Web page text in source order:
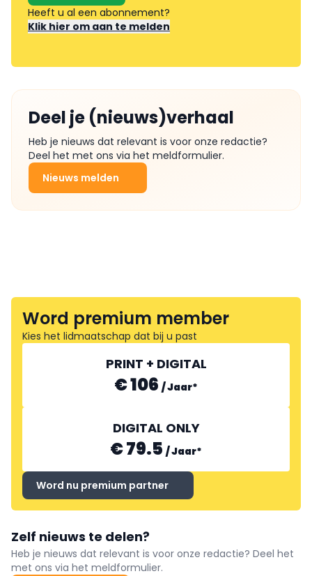
Heeft u al een abonnement?
Klik hier om aan te melden
Deel je (nieuws)verhaal
Heb je nieuws dat relevant is voor onze redactie?
Deel het met ons via het meldformulier.
Nieuws melden
Word premium member
Kies het lidmaatschap dat bij u past
PRINT + DIGITAL
€ 106 /Jaar*
DIGITAL ONLY
€ 79.5 /Jaar*
Word nu premium partner
Zelf nieuws te delen?
Heb je nieuws dat relevant is voor onze redactie? Deel het
met ons via het meldformulier.